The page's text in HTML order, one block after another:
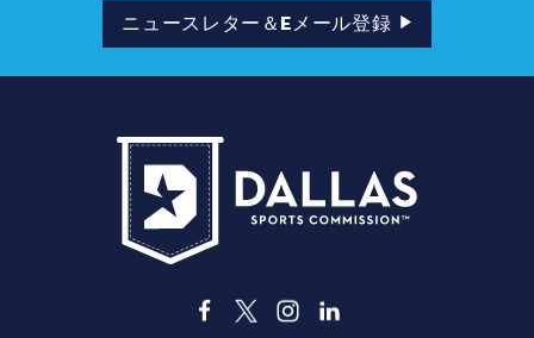
ニュースレター＆Eメール登録